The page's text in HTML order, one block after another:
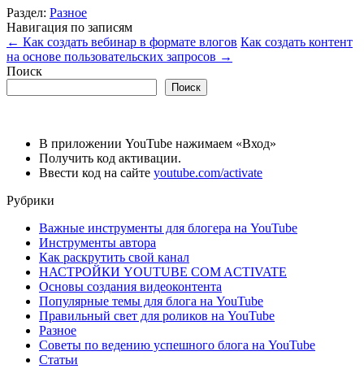
Раздел: Разное
Навигация по записям
← Как создать вебинар в формате влогов Как создать контент
на основе пользовательских запросов →
Поиск
Поиск
В приложении YouTube нажимаем «Вход»
Получить код активации.
Ввести код на сайте youtube.com/activate
Рубрики
Важные инструменты для блогера на YouTube
Инструменты автора
Как раскрутить свой канал
НАСТРОЙКИ YOUTUBE COM ACTIVATE
Основы создания видеоконтента
Популярные темы для блога на YouTube
Правильный свет для роликов на YouTube
Разное
Советы по ведению успешного блога на YouTube
Статьи